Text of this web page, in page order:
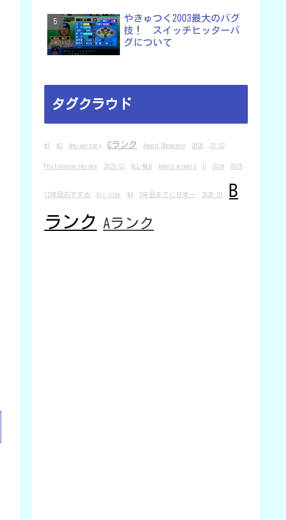
やきゅつく2003最大のバグ
技！ スイッチヒッターバ
グについて
タグクラウド
#1 #2 Anniversary Cランク Award Showcase 2026 25 S2
Postseason Heroes 2025 S2 ALL-MLB Award winners D 2024 2025
12球団おすすめ All star #4 5年目までに日本一 2026 S1
B
ランク Aランク